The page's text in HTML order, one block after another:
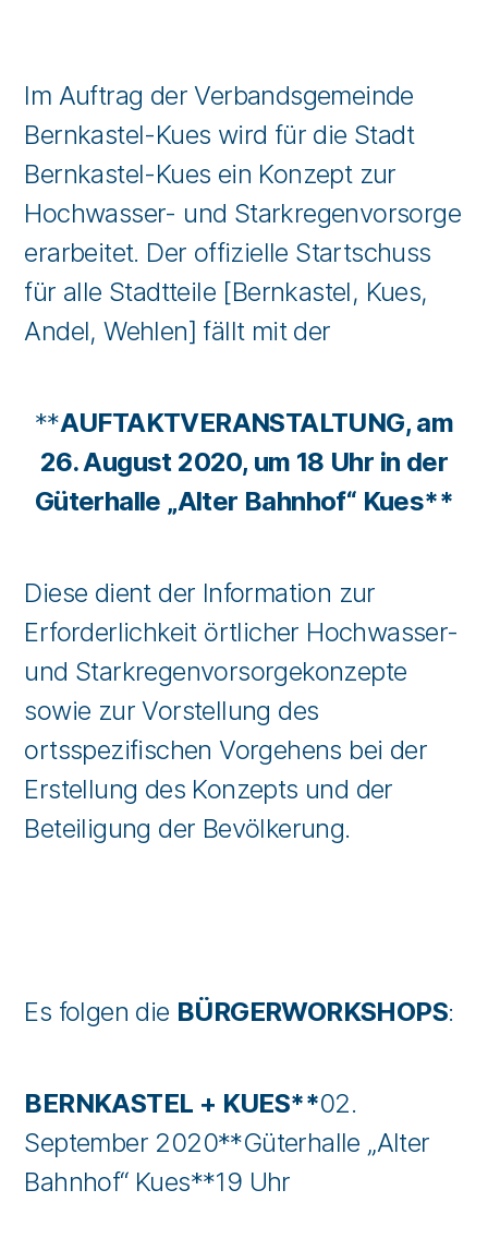
Im Auftrag der Verbandsgemeinde
Bernkastel-Kues wird für die Stadt
Bernkastel-Kues ein Konzept zur
Hochwasser- und Starkregenvorsorge
erarbeitet. Der offizielle Startschuss
für alle Stadtteile [Bernkastel, Kues,
Andel, Wehlen] fällt mit der
**AUFTAKTVERANSTALTUNG, am
26. August 2020, um 18 Uhr in der
Güterhalle „Alter Bahnhof“ Kues**
Diese dient der Information zur
Erforderlichkeit örtlicher Hochwasser-
und Starkregenvorsorgekonzepte
sowie zur Vorstellung des
ortsspezifischen Vorgehens bei der
Erstellung des Konzepts und der
Beteiligung der Bevölkerung.
Es folgen die BÜRGERWORKSHOPS:
BERNKASTEL + KUES**02.
September 2020**Güterhalle „Alter
Bahnhof“ Kues**19 Uhr